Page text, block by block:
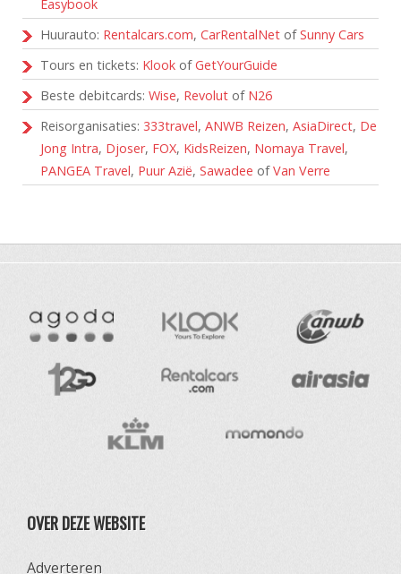
Easybook
Huurauto: Rentalcars.com, CarRentalNet ofSunny Cars
Tours en tickets: Klook ofGetYourGuide
Beste debitcards: Wise, Revolut of N26
Reisorganisaties: 333travel, ANWB Reizen, AsiaDirect, De
Jong Intra, Djoser, FOX, KidsReizen, Nomaya Travel,
PANGEA Travel, Puur Azië, Sawadee ofVan Verre
OVER DEZE WEBSITE
Adverteren